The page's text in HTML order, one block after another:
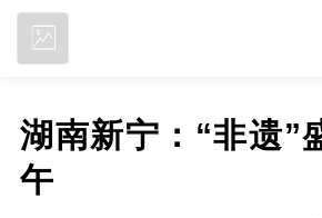
湖南新宁：“非遗”
午